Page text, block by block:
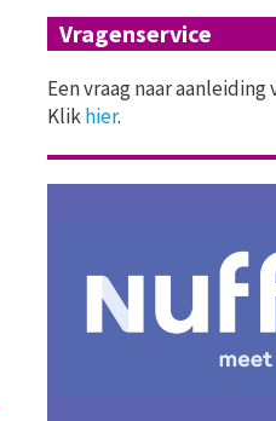
Vragenservice
Een vraag naar
Klikhier.